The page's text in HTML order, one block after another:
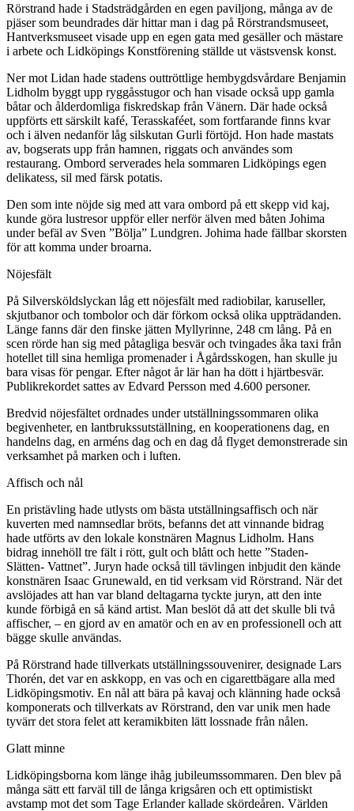
Rörstrand hade i Stadsträdgården en egen paviljong, många av de
pjäser som beundrades där hittar man i dag på Rörstrandsmuseet,
Hantverksmuseet visade upp en egen gata med gesäller och mästare
i arbete och Lidköpings Konstförening ställde ut västsvensk konst.
Ner mot Lidan hade stadens outtröttlige hembygdsvårdare Benjamin
Lidholm byggt upp ryggåsstugor och han visade också upp gamla
båtar och ålderdomliga fiskredskap från Vänern. Där hade också
uppförts ett särskilt kafé, Terasskaféet, som fortfarande finns kvar
och i älven nedanför låg silskutan Gurli förtöjd. Hon hade mastats
av, bogserats upp från hamnen, riggats och användes som
restaurang. Ombord serverades hela sommaren Lidköpings egen
delikatess, sil med färsk potatis.
Den som inte nöjde sig med att vara ombord på ett skepp vid kaj,
kunde göra lustresor uppför eller nerför älven med båten Johima
under befäl av Sven ”Bölja” Lundgren. Johima hade fällbar skorsten
för att komma under broarna.
Nöjesfält
På Silversköldslyckan låg ett nöjesfält med radiobilar, karuseller,
skjutbanor och tombolor och där förkom också olika uppträdanden.
Länge fanns där den finske jätten Myllyrinne, 248 cm lång. På en
scen rörde han sig med påtagliga besvär och tvingades åka taxi från
hotellet till sina hemliga promenader i Ågårdsskogen, han skulle ju
bara visas för pengar. Efter något år lär han ha dött i hjärtbesvär.
Publikrekordet sattes av Edvard Persson med 4.600 personer.
Bredvid nöjesfältet ordnades under utställningssommaren olika
begivenheter, en lantbrukssutställning, en kooperationens dag, en
handelns dag, en arméns dag och en dag då flyget demonstrerade sin
verksamhet på marken och i luften.
Affisch och nål
En pristävling hade utlysts om bästa utställningsaffisch och när
kuverten med namnsedlar bröts, befanns det att vinnande bidrag
hade utförts av den lokale konstnären Magnus Lidholm. Hans
bidrag innehöll tre fält i rött, gult och blått och hette ”Staden-
Slätten- Vattnet”. Juryn hade också till tävlingen inbjudit den kände
konstnären Isaac Grunewald, en tid verksam vid Rörstrand. När det
avslöjades att han var bland deltagarna tyckte juryn, att den inte
kunde förbigå en så känd artist. Man beslöt då att det skulle bli två
affischer, – en gjord av en amatör och en av en professionell och att
bägge skulle användas.
På Rörstrand hade tillverkats utställningssouvenirer, designade Lars
Thorén, det var en askkopp, en vas och en cigarettbägare alla med
Lidköpingsmotiv. En nål att bära på kavaj och klänning hade också
komponerats och tillverkats av Rörstrand, den var unik men hade
tyvärr det stora felet att keramikbiten lätt lossnade från nålen.
Glatt minne
Lidköpingsborna kom länge ihåg jubileumssommaren. Den blev på
många sätt ett farväl till de långa krigsåren och ett optimistiskt
avstamp mot det som Tage Erlander kallade skördeåren. Världen